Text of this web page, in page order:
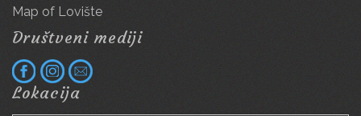
Map of Lovište
Društveni mediji
Lokacija